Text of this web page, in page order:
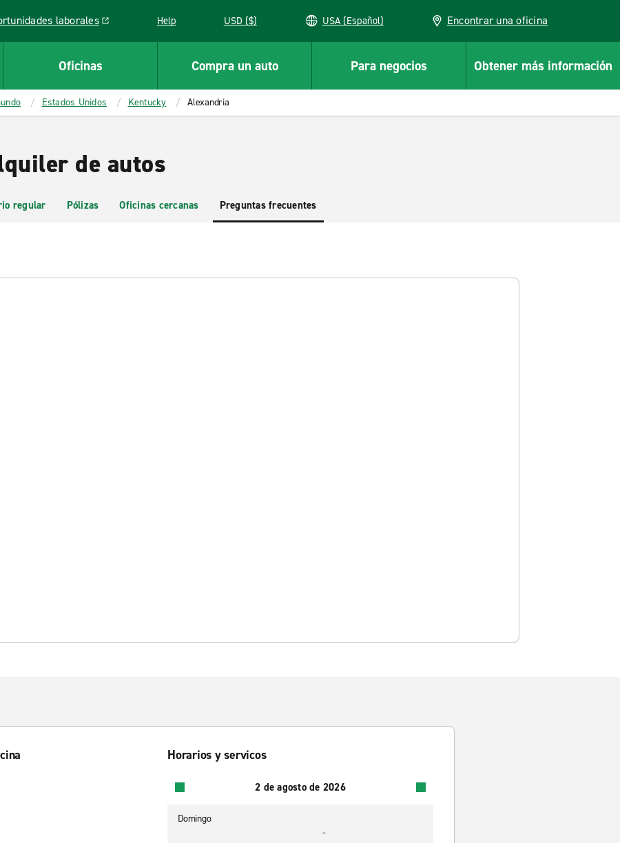
laborales
opens in a new window Help USD ($) USA (Español) Encontrar una oficina
Oficinas Compra un auto Para negocios Obtener más información
Estados Unidos Kentucky Alexandria
de autos
regular Pólizas Oficinas cercanas Preguntas frecuentes
Horarios y servicos
2 de agosto de 2026
Domingo
-